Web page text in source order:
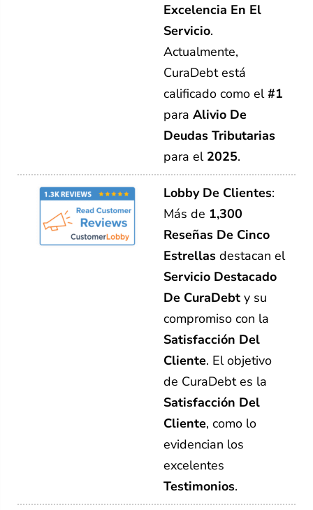
Excelencia En El
Servicio.
Actualmente,
CuraDebt está
calificado como el#1
para Alivio De
Deudas Tributarias
para el 2025.
Lobby De Clientes:
Más de 1,300
Reseñas De Cinco
Estrellas destacan el
Servicio Destacado
De CuraDebt y su
compromiso con la
Satisfacción Del
Cliente. El objetivo
de CuraDebt es la
Satisfacción Del
Cliente, como lo
evidencian los
excelentes
Testimonios.